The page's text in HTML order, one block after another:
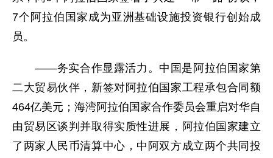
7个阿拉伯国家成为亚洲基础设施投资银行创始成
员。
——务实合作显露活力。中国是阿拉伯国家第
二大贸易伙伴，新签对阿拉伯国家工程承包合同额
464亿美元；海湾阿拉伯国家合作委员会重启对华自
由贸易区谈判并取得实质性进展，阿拉伯国家建立
了两家人民币清算中心，中阿双方成立两个共同投